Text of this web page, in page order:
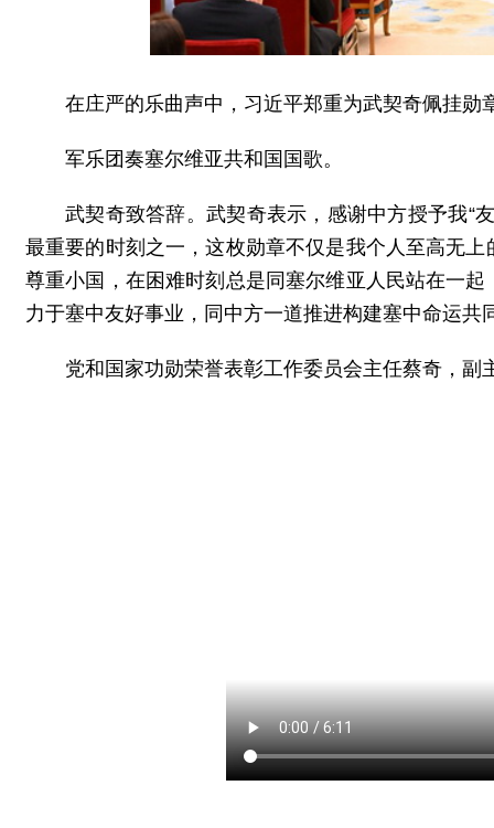
在庄严的乐曲声中，习近平郑重为武契奇佩挂
军乐团奏塞尔维亚共和国国歌。
武契奇致答辞。武契奇表示，感谢中方授予我“
最重要的时刻之一，这枚勋章不仅是我个人至高无
尊重小国，在困难时刻总是同塞尔维亚人民站在一
力于塞中友好事业，同中方一道推进构建塞中命运共
党和国家功勋荣誉表彰工作委员会主任蔡奇，